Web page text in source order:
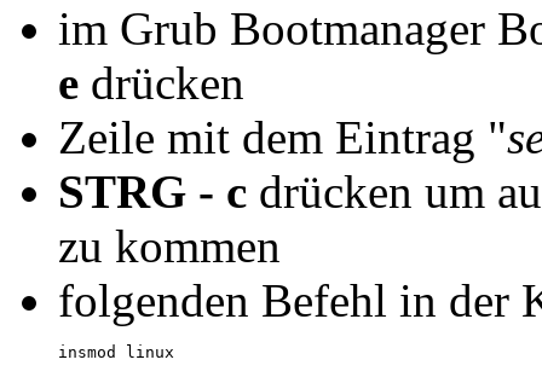
im Grub Bootmanager
e drücken
Zeile mit dem Eintrag "
STRG - c drücken um
zu kommen
folgenden Befehl in der
insmod linux